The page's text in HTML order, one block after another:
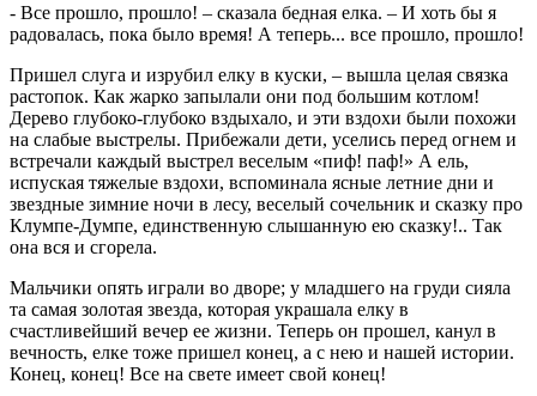
- Все прошло, прошло! – сказала бедная елка. – И хоть бы я
радовалась, пока было время! А теперь... все прошло, прошло!
Пришел слуга и изрубил елку в куски, – вышла целая связка
растопок. Как жарко запылали они под большим котлом!
Дерево глубоко-глубоко вздыхало, и эти вздохи были похожи
на слабые выстрелы. Прибежали дети, уселись перед огнем и
встречали каждый выстрел веселым «пиф! паф!» А ель,
испуская тяжелые вздохи, вспоминала ясные летние дни и
звездные зимние ночи в лесу, веселый сочельник и сказку про
Клумпе-Думпе, единственную слышанную ею сказку!.. Так
она вся и сгорела.
Мальчики опять играли во дворе; у младшего на груди сияла
та самая золотая звезда, которая украшала елку в
счастливейший вечер ее жизни. Теперь он прошел, канул в
вечность, елке тоже пришел конец, а с нею и нашей истории.
Конец, конец! Все на свете имеет свой конец!